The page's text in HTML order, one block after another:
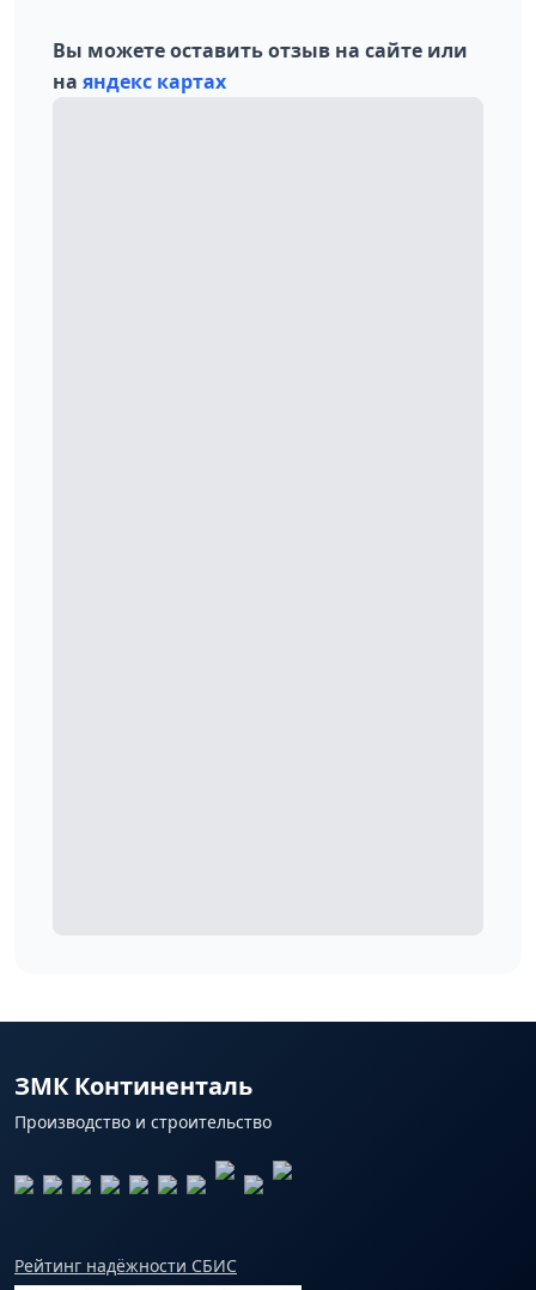
Вы можете оставить отзыв на сайте или
на яндекс картах
ЗМК Континенталь
Производство и строительство
Рейтинг надёжности СБИС